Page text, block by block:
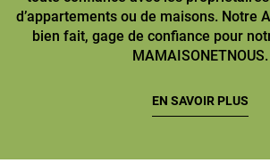
d’appartements ou de maisons. Notre
bien fait, gage de confiance pour
MAMAISONETNOUS.
EN SAVOIR PLUS